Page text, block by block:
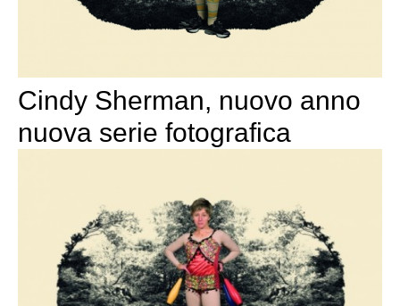
Cindy Sherman, nuovo anno
nuova serie fotografica